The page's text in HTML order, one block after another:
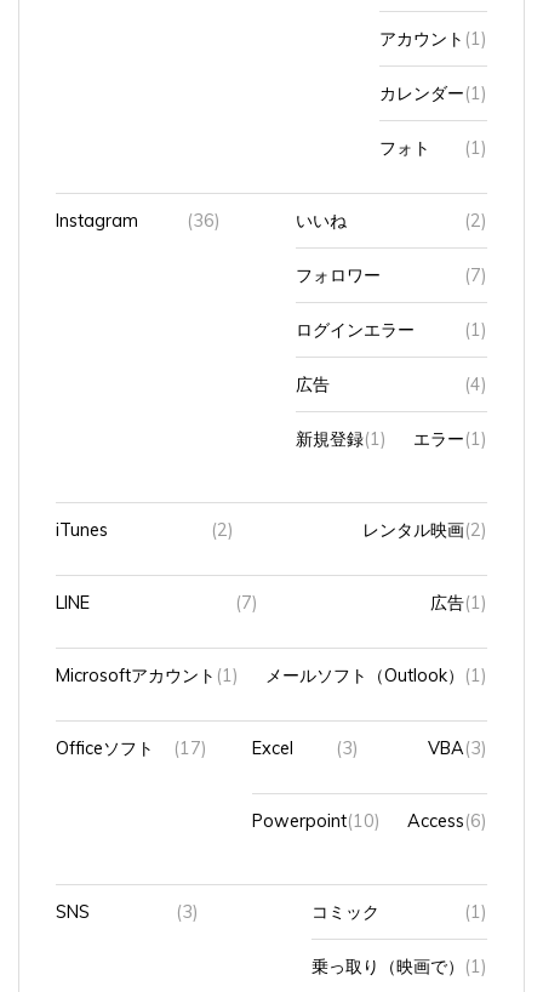
アカウント(1)
カレンダー(1)
フォト (1)
Instagram (36) いいね (2)
フォロワー (7)
ログインエラー (1)
広告 (4)
新規登録(1) エラー(1)
iTunes (2) レンタル映画(2)
LINE (7) 広告(1)
Microsoftアカウント(1) メールソフト（Outlook）(1)
Officeソフト (17) Excel (3) VBA(3)
Powerpoint(10) Access(6)
SNS (3) コミック (1)
乗っ取り（映画で）(1)